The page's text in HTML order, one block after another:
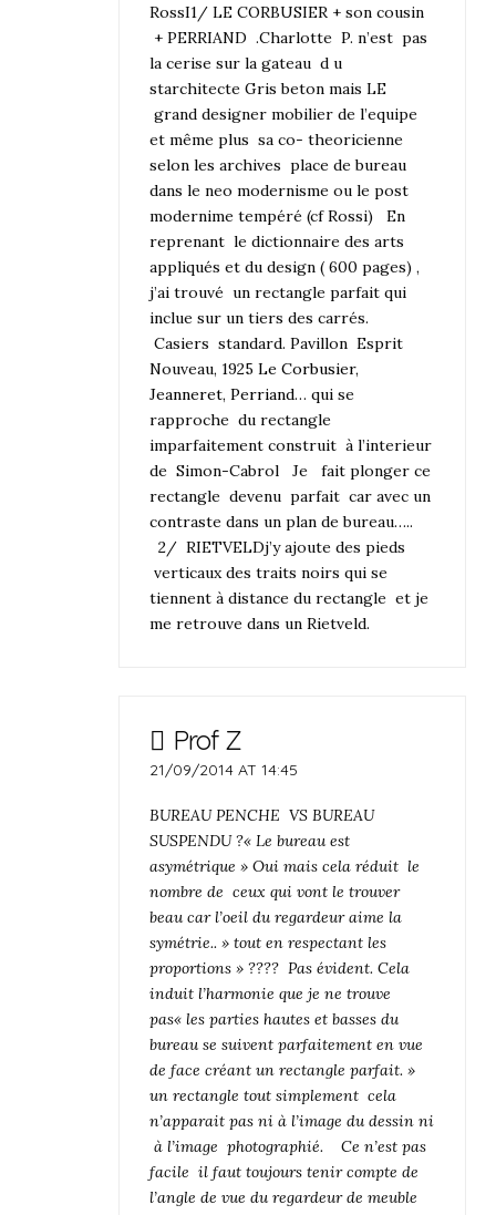
RossI1/ LE CORBUSIER + son cousin
+ PERRIAND .Charlotte P. n’est pas
la cerise sur la gateau d u
starchitecte Gris beton mais LE
grand designer mobilier de l’equipe
et même plus sa co- theoricienne
selon les archives place de bureau
dans le neo modernisme ou le post
modernime tempéré (cf Rossi) En
reprenant le dictionnaire des arts
appliqués et du design ( 600 pages) ,
j’ai trouvé un rectangle parfait qui
inclue sur un tiers des carrés.
Casiers standard. Pavillon Esprit
Nouveau, 1925Le Corbusier,
Jeanneret, Perriand… qui se
rapproche du rectangle
imparfaitement construit à l’interieur
de Simon-Cabrol Je fait plonger ce
rectangle devenu parfait car avec un
contraste dans un plan de bureau…..
2/ RIETVELDj’y ajoute des pieds
verticaux des traits noirs qui se
tiennent à distance du rectangle et je
me retrouve dans un Rietveld.
Prof Z
21/09/2014 AT 14:45
BUREAU PENCHE VS BUREAU
SUSPENDU ?« Le bureau est
asymétrique » Oui mais cela réduit le
nombre de ceux qui vont le trouver
beau car l’oeil du regardeur aime la
symétrie.. » tout en respectant les
proportions » ???? Pas évident. Cela
induit l’harmonie que je ne trouve
pas« les parties hautes et basses du
bureau se suivent parfaitement en vue
de face créant un rectangle parfait. »
un rectangle tout simplement cela
n’apparait pas ni à l’image du dessin ni
à l’image photographié.Ce n’est pas
facile il faut toujours tenir compte de
l’angle de vue du regardeur de meuble